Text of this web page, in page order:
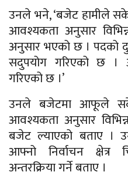
उनले भने, ‘बजेट हामीले
आवश्यकता अनुसार
अनुसार भएको छ । पदको
सदुपयोग गरिएको छ
गरिएको छ ।’
उनले बजेटमा आफूले
आवश्यकता अनुसार
बजेट ल्याएको बताए ।
आफ्नो निर्वाचन
अन्तरक्रिया गर्ने बताए ।